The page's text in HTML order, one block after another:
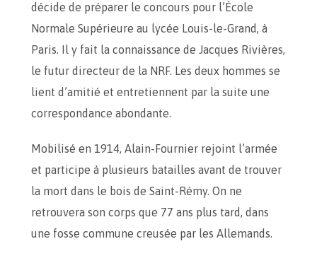
décide de préparer le concours pour l’École
Normale Supérieure au lycée Louis-le-Grand, à
Paris. Il y fait la connaissance de Jacques Rivières,
le futur directeur de la NRF. Les deux hommes se
lient d’amitié et entretiennent par la suite une
correspondance abondante.
Mobilisé en 1914, Alain-Fournier rejoint l’armée
et participe à plusieurs batailles avant de trouver
la mort dans le bois de Saint-Rémy. On ne
retrouvera son corps que 77 ans plus tard, dans
une fosse commune creusée par les Allemands.